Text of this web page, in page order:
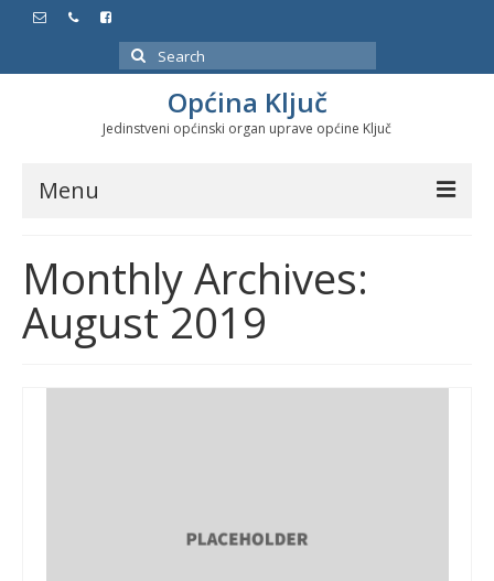
Search
for:
Općina Ključ
Jedinstveni općinski organ uprave općine Ključ
Menu
Službeni glasnici
Javne nabavke
Značajni datumi i manifestacije
Monthly Archives:
August 2019